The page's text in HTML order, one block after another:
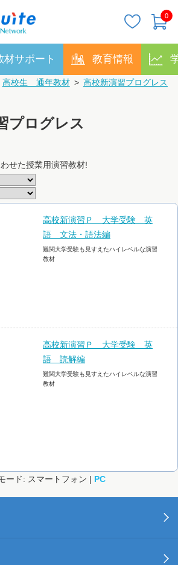
0
材サポート 教育情報
高校生 通年教材 > 高校新演習プログレス
プログレス
せた授業用演習教材!
高校新演習Ｐ 大学受験 英
語 文法・語法編
難関大学受験も見すえたハイレベルな演習
教材
高校新演習Ｐ 大学受験 英
語 読解編
難関大学受験も見すえたハイレベルな演習
教材
ード: スマートフォン | PC